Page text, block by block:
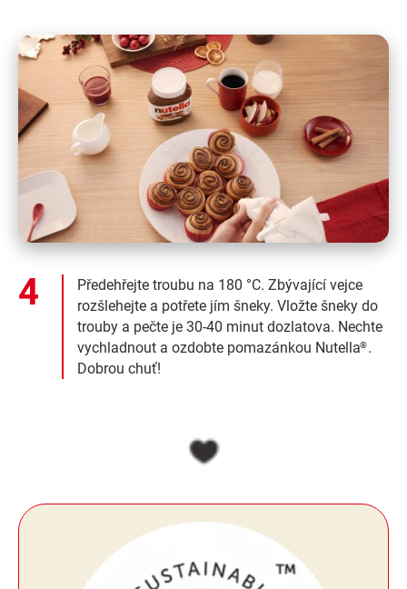
Předehřejte troubu na 180 °C. Zbývající vejce
rozšlehejte a potřete jím šneky. Vložte šneky do
trouby a pečte je 30-40 minut dozlatova. Nechte
vychladnout a ozdobte pomazánkou Nutella®.
Dobrou chuť!